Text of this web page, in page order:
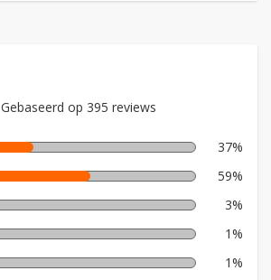
Gebaseerd op 395 reviews
37%
59%
3%
1%
1%